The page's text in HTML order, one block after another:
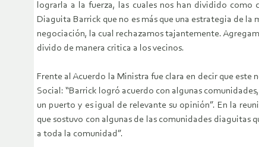
lograrla a la fuerza, las cuales nos han dividido
Diaguita Barrick que no es más que una estrategia de
negociación, la cual rechazamos tajantemente.
divido de manera critica a los vecinos.
Frente al Acuerdo la Ministra fue clara en decir que
Social: “Barrick logró acuerdo con algunas
un puerto y es igual de relevante su opinión”. En la
que sostuvo con algunas de las comunidades diaguitas
a toda la comunidad”.